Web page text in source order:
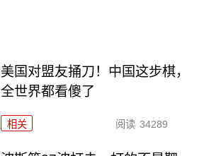
美国对盟友捅刀！中国这步棋，
全世界都看傻了
相关 阅读 34289